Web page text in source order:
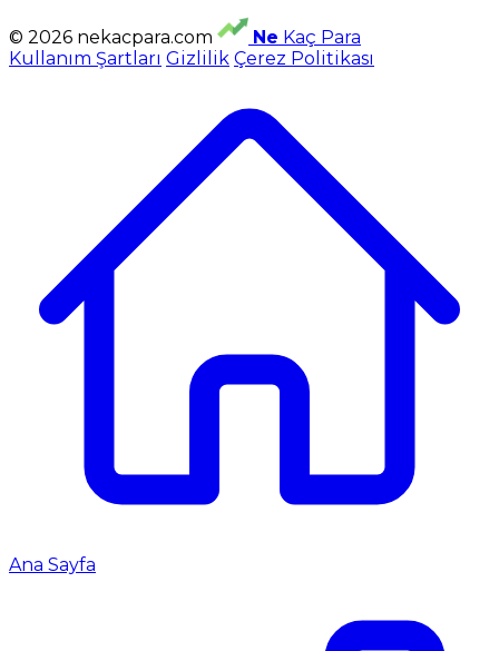
© 2026 nekacpara.com Ne Kaç Para
Kullanım Şartları Gizlilik Çerez Politikası
Ana Sayfa